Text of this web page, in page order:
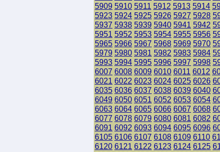
5909 5910 5911 5912 5913 5914
5923 5924 5925 5926 5927 5928
5937 5938 5939 5940 5941 5942
5951 5952 5953 5954 5955 5956
5965 5966 5967 5968 5969 5970
5979 5980 5981 5982 5983 5984
5993 5994 5995 5996 5997 5998
6007 6008 6009 6010 6011 6012
6021 6022 6023 6024 6025 6026
6035 6036 6037 6038 6039 6040
6049 6050 6051 6052 6053 6054
6063 6064 6065 6066 6067 6068
6077 6078 6079 6080 6081 6082
6091 6092 6093 6094 6095 6096
6105 6106 6107 6108 6109 6110
6120 6121 6122 6123 6124 6125